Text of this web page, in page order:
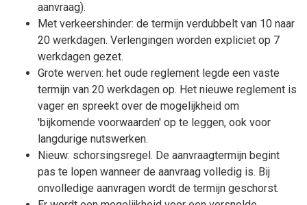
aanvraag).
Met verkeershinder: de termijn verdubbelt van 10 naar
20 werkdagen. Verlengingen worden expliciet op 7
werkdagen gezet.
Grote werven: het oude reglement legde een vaste
termijn van 20 werkdagen op. Het nieuwe reglement is
vager en spreekt over de mogelijkheid om
'bijkomende voorwaarden' op te leggen, ook voor
langdurige nutswerken.
Nieuw: schorsingsregel. De aanvraagtermijn begint
pas te lopen wanneer de aanvraag volledig is. Bij
onvolledige aanvragen wordt de termijn geschorst.